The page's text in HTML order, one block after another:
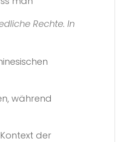
Rechte. In
während
der